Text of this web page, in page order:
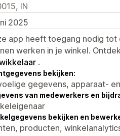
IN
2025
app heeft toegang nodig
werken in je winkel.
.
bekijken:
gegevens, apparaat-
van medewerkers en
bekijken en
producten,